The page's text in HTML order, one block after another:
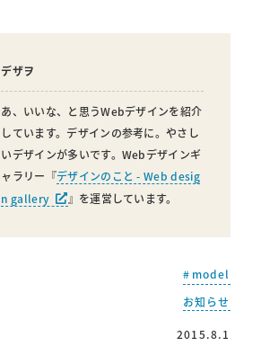
デザヲ
あ、いいな、と思うWebデザインを紹介
しています。デザインの参考に。やさし
いデザインが多いです。Webデザインギ
ャラリー『デザインのこと - Web desig
n gallery
』を運営しています。
model
お知らせ
2015.8.1